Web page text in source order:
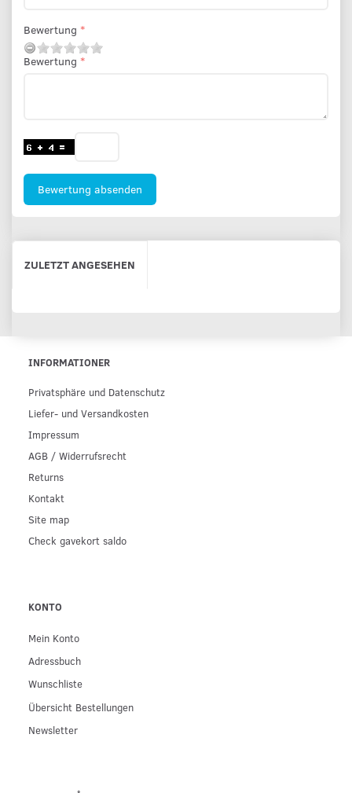
Bewertung
Bewertung
Bewertung absenden
ZULETZT ANGESEHEN
INFORMATIONER
Privatsphäre und Datenschutz
Liefer- und Versandkosten
Impressum
AGB / Widerrufsrecht
Returns
Kontakt
Site map
Check gavekort saldo
KONTO
Mein Konto
Adressbuch
Wunschliste
Übersicht Bestellungen
Newsletter